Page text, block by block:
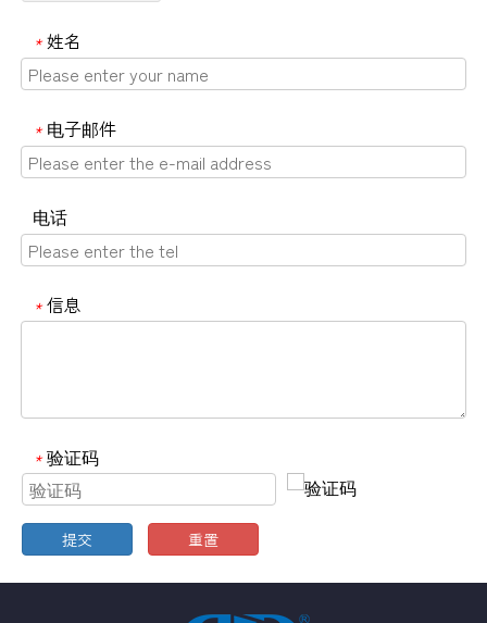
* 姓名
* 电子邮件
电话
* 信息
* 验证码
提交 重置